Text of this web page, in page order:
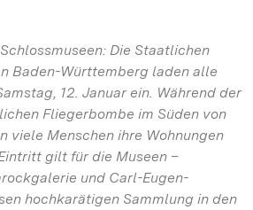
Die Staatlichen
Baden-Württemberg laden alle
12. Januar ein. Während der
Fliegerbombe im Süden von
viele Menschen ihre Wohnungen
gilt für die Museen –
und Carl-Eugen-
hochkarätigen Sammlung in den